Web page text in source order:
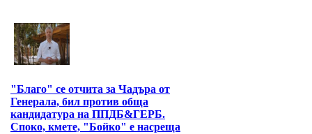
"Благо" се отчита за Чадъра от
Генерала, бил против обща
кандидатура на ППДБ&ГЕРБ.
Споко, кмете, "Бойко" е насреща